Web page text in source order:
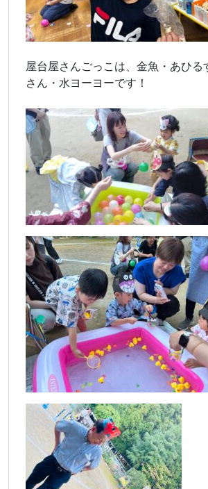
屋台屋さんごっこは、金魚・あひる
さん・水ヨーヨーです！